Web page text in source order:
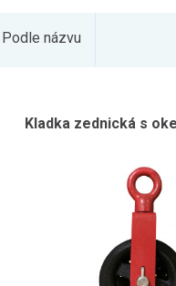
Podle názvu
Kladka zednická s